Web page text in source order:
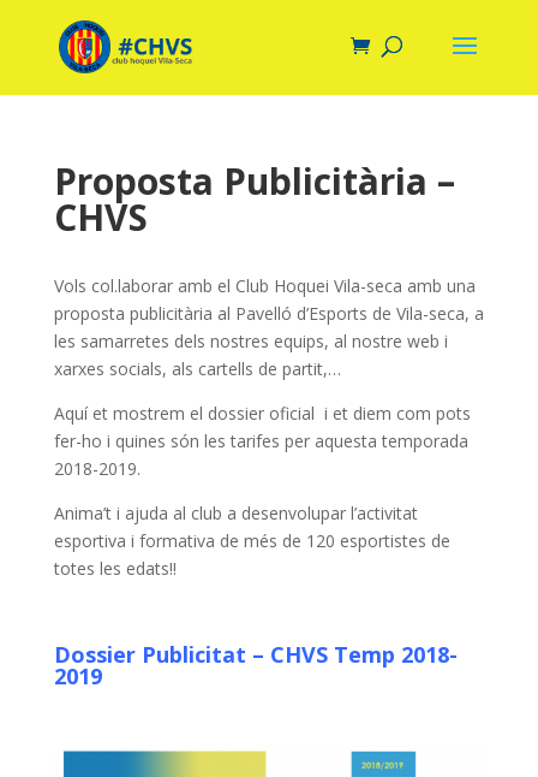
Proposta Publicitària –
CHVS
Vols col.laborar amb el Club Hoquei Vila-seca amb una
proposta publicitària al Pavelló d’Esports de Vila-seca, a
les samarretes dels nostres equips, al nostre web i
xarxes socials, als cartells de partit,…
Aquí et mostrem el dossier oficial i et diem com pots
fer-ho i quines són les tarifes per aquesta temporada
2018-2019.
Anima’t i ajuda al club a desenvolupar l’activitat
esportiva i formativa de més de 120 esportistes de
totes les edats!!
Dossier Publicitat – CHVS Temp 2018-
2019